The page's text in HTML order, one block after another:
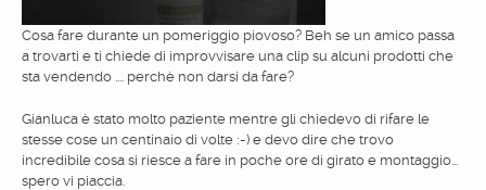
WEBDESIGN
BLOG & NEWS
Cosa fare durante un pomeriggio piovoso? Beh se un amico passa
a trovarti e ti chiede di improvvisare una clip su alcuni prodotti che
sta vendendo .... perchè non darsi da fare?
Gianluca è stato molto paziente mentre gli chiedevo di rifare le
stesse cose un centinaio di volte :-) e devo dire che trovo
incredibile cosa si riesce a fare in poche ore di girato e montaggio...
spero vi piaccia.